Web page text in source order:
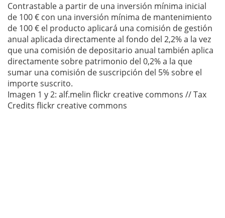
Contrastable a partir de una inversión mínima inicial
de 100 € con una inversión mínima de mantenimiento
de 100 € el producto aplicará una comisión de gestión
anual aplicada directamente al fondo del 2,2% a la vez
que una comisión de depositario anual también aplica
directamente sobre patrimonio del 0,2% a la que
sumar una comisión de suscripción del 5% sobre el
importe suscrito.
Imagen 1 y 2: alf.melin flickr creative commons // Tax
Credits flickr creative commons